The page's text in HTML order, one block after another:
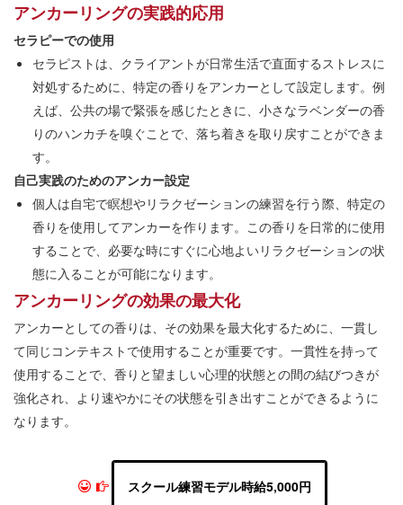
アンカーリングの実践的応用
セラピーでの使用
セラピストは、クライアントが日常生活で直面するストレスに
対処するために、特定の香りをアンカーとして設定します。例
えば、公共の場で緊張を感じたときに、小さなラベンダーの香
りのハンカチを嗅ぐことで、落ち着きを取り戻すことができま
す。
自己実践のためのアンカー設定
個人は自宅で瞑想やリラクゼーションの練習を行う際、特定の
香りを使用してアンカーを作ります。この香りを日常的に使用
することで、必要な時にすぐに心地よいリラクゼーションの状
態に入ることが可能になります。
アンカーリングの効果の最大化
アンカーとしての香りは、その効果を最大化するために、一貫し
て同じコンテキストで使用することが重要です。一貫性を持って
使用することで、香りと望ましい心理的状態との間の結びつきが
強化され、より速やかにその状態を引き出すことができるように
なります。
スクール練習モデル時給5,000円